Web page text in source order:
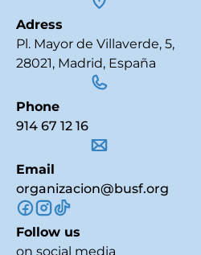
Adress
Pl. Mayor de Villaverde, 5,
28021, Madrid, España
Phone
914 67 12 16
Email
organizacion@busf.org
Follow us
on social media